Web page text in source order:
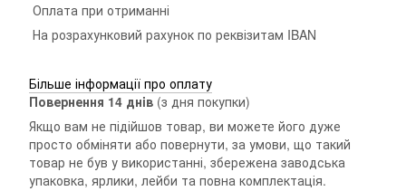
Оплата при отриманні
На розрахунковий рахунок по реквізитам IBAN
Більше інформації про оплату
Повернення 14 днiв (з дня покупки)
Якщо вам не підійшов товар, ви можете його дуже
просто обміняти або повернути, за умови, що такий
товар не був у використанні, збережена заводська
упаковка, ярлики, лейби та повна комплектація.